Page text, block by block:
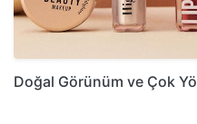
Doğal Görünüm ve Çok